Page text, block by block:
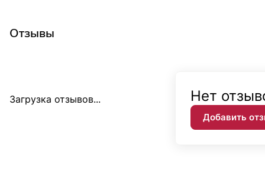
Отзывы
Загрузка отзывов... Нет
Добавить